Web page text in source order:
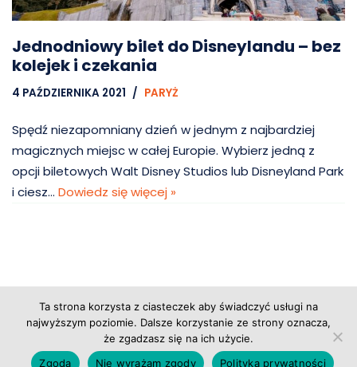
Jednodniowy bilet do Disneylandu – bez
kolejek i czekania
4 PAŹDZIERNIKA 2021 PARYŻ
Spędź niezapomniany dzień w jednym z najbardziej
magicznych miejsc w całej Europie. Wybierz jedną z
opcji biletowych Walt Disney Studios lub Disneyland Park
i ciesz… Dowiedz się więcej »
Copyright © 2026 Grupa Probiz, CoWartoZwiedzic.pl
Regulamin serwisu|Polityka prywatności|
Ta strona korzysta z ciasteczek aby świadczyć usługi na
najwyższym poziomie. Dalsze korzystanie ze strony oznacza,
że zgadzasz się na ich użycie.
Zgoda
Nie wyrażam zgody Polityka prywatności